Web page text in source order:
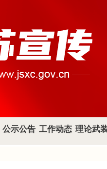
公示公告 工作动态 理论武